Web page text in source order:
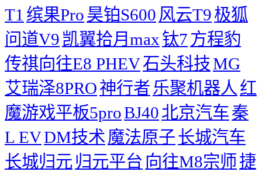
T1 缤果Pro昊铂S600 风云T9极狐
问道V9 凯翼拾月max钛7 方程豹
传祺向往E8 PHEV石头科技MG
艾瑞泽8PRO神行者 乐聚机器人 红
魔游戏平板5proBJ40北京汽车秦
L EVDM技术 魔法原子长城汽车
长城归元 归元平台 向往M8宗师 捷